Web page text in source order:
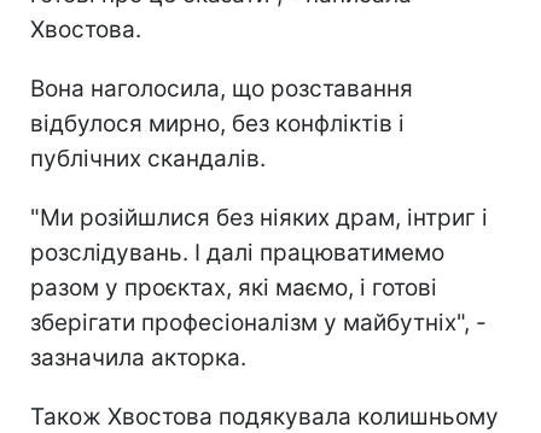
Хвостова.
Вона наголосила, що розставання
відбулося мирно, без конфліктів і
публічних скандалів.
"Ми розійшлися без ніяких драм, інтриг і
розслідувань. І далі працюватимемо
разом у проєктах, які маємо, і готові
зберігати професіоналізм у майбутніх", -
зазначила акторка.
Також Хвостова подякувала колишньому